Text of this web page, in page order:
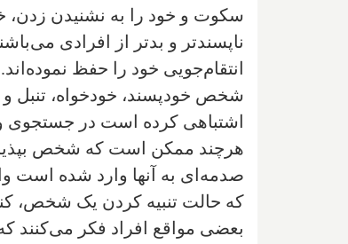
سکوت و خود را به نشنیدن زدن،
ناپسندتر و بدتر از افرادی
انتقام‌جویی خود را حفظ
شخص خودپسند، خودخواه، تنبل و
اشتباهی کرده است در جستجوی
هرچند ممکن است که شخص بپذیرد
صدمه‌ای به آنها وارد شده است
که حالت تنبیه کردن یک شخص،
بعضی مواقع افراد فکر می‌کنند